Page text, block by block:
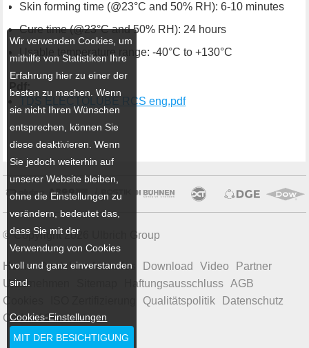
Skin forming time (@23°C and 50% RH): 6-10 minutes
Cure time (@23°C and 50% RH): 24 hours
Usable temperature range: -40°C to +130°C
Pdf:
TDS ELECTOLUBE RCS eng.pdf
© Copyright 2026 Ulbrich Group
Home Produkte Aktuelles Download Video
Partner
Unternehmen
Haftungsausschluss
AGB
Cookies
Qualitätspolitik
Datenschutz
Code of Conduct
Wir verwenden Cookies, um
mithilfe von Statistiken Ihre
Erfahrung hier zu einer der
besten zu machen. Wenn
sie nicht Ihren Wünschen
entsprechen, können Sie
diese deaktivieren. Wenn
Sie jedoch weiterhin auf
unserer Website bleiben,
ohne die Einstellungen zu
verändern, bedeutet das,
dass Sie mit der
Verwendung von Cookies
voll und ganz einverstanden
sind.
Cookies-Einstellungen
MIT DER BESICHTIGUNG